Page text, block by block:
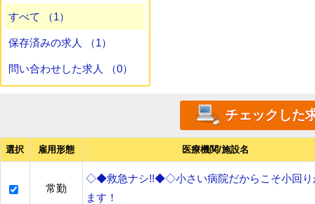
すべて （1）
保存済みの求人 （1）
問い合わせした求人 （0）
選択 雇用形態 医療機関/施設名
常勤
◇◆救急ナシ!!◆◇小さい病院だからこそ小回り
ます！